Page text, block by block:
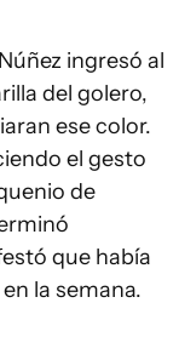
ingresó al
del golero,
ese color.
el gesto
de
que había
la semana.